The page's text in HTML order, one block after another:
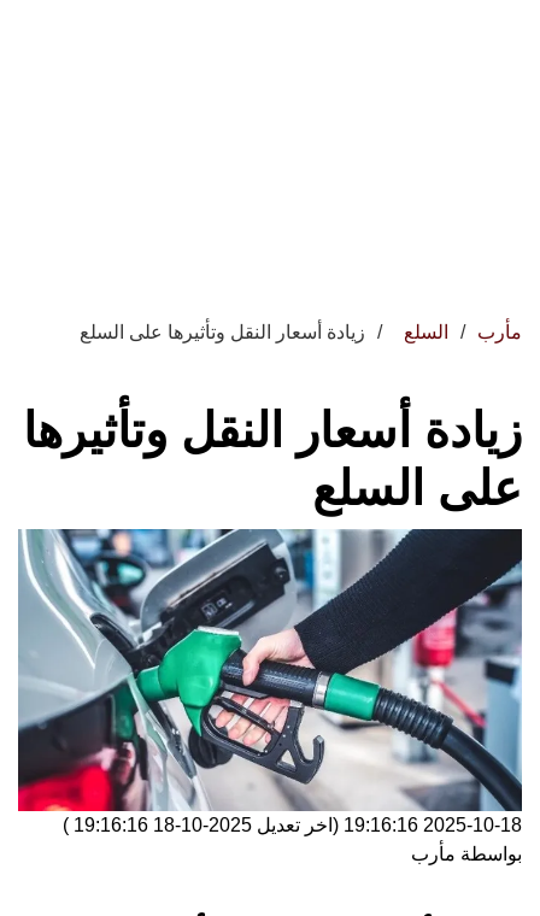
مأرب السلع زيادة أسعار النقل وتأثيرها على السلع
زيادة أسعار النقل وتأثيرها
على السلع
2025-10-18 19:16:16 (اخر تعديل 2025-10-18 19:16:16
)
بواسطة مأرب